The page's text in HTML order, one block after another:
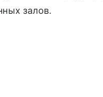
залов.